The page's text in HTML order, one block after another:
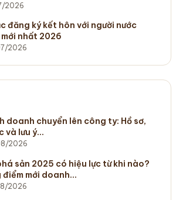
2026
đăng ký kết hôn với người nước
nhất 2026
2026
doanh chuyển lên công ty: Hồ sơ,
và lưu ý…
2026
sản 2025 có hiệu lực từ khi nào?
điểm mới doanh…
2026